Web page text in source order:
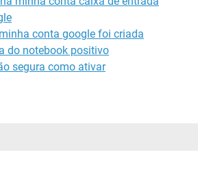
conta google foi criada
do notebook positivo
segura como ativar